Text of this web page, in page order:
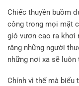
Chiếc thuyền buồm
công trong mọi mặt
gió vươn cao ra khơi
rằng những người
những nơi xa sẽ
Chính vì thế mà biểu